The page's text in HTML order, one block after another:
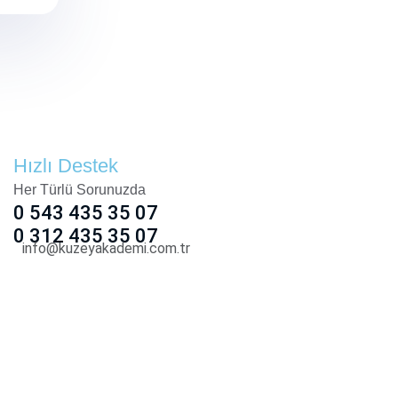
Hızlı Destek
Her Türlü Sorunuzda
0 543 435 35 07
0 312 435 35 07
info@kuzeyakademi.com.tr